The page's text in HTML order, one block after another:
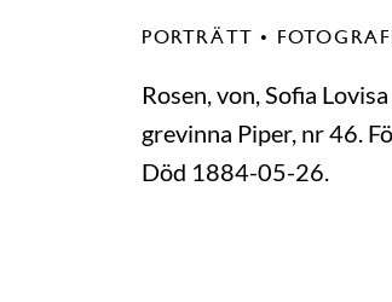
PORTRÄTT •
Rosen, von, Sofia
grevinna Piper, nr 46.
Död 1884-05-26.